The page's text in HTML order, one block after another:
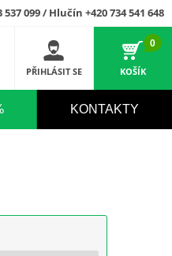
099 / Hlučín +420 734 541 648
PŘIHLÁSIT SE
0
KOŠÍK
KONTAKTY